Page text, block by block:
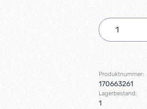
Produkt
Produktnummer:
170663261
Lagerbestand:
1